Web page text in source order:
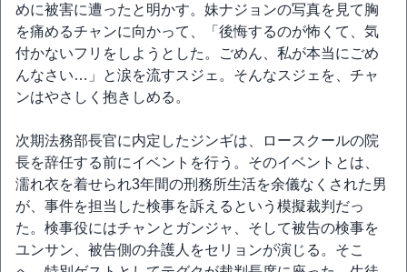
めに被害に遭ったと明かす。妹ナジョンの写真を見て胸
を痛めるチャンに向かって、「後悔するのが怖くて、気
付かないフリをしようとした。ごめん、私が本当にごめ
んなさい…」と涙を流すスジェ。そんなスジェを、チャ
ンはやさしく抱きしめる。
次期法務部長官に内定したジンギは、ロースクールの院
長を辞任する前にイベントを行う。そのイベントとは、
濡れ衣を着せられ3年間の刑務所生活を余儀なくされた男
が、事件を担当した検事を訴えるという模擬裁判だっ
た。検事役にはチャンとガンジャ、そして被告の検事を
ユンサン、被告側の弁護人をセリョンが演じる。そこ